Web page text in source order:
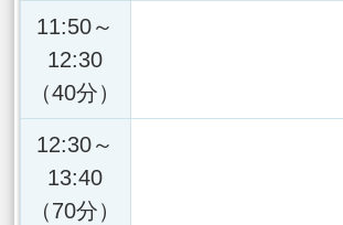
11:50～
12:30
（40分）
12:30～
13:40
（70分）